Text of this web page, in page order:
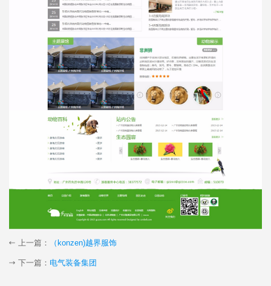
上一篇： （konzen)越界服饰
下一篇： 电气装备集团